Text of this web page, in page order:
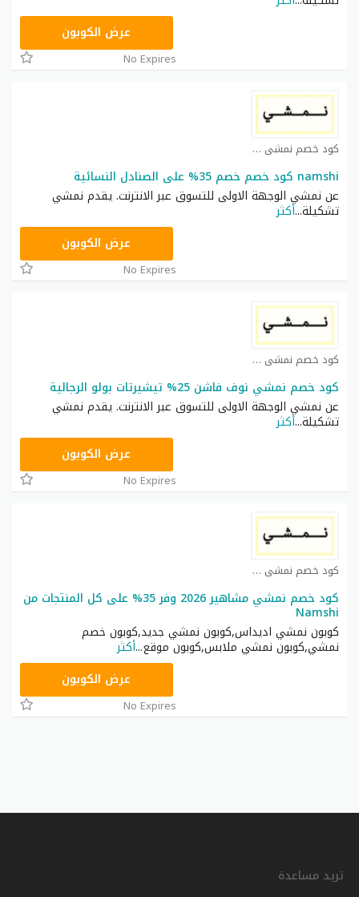
TRSS148عرض الكوبون
No Expires
كود خصم نمشي كوبون
namshi كود خصم خصم 35% على الصنادل النسائية
عن نمشي الوجهة الاولى للتسوق عبر الانترنت. يقدم نمشي
تشكيلة...أكثر
TRSS148عرض الكوبون
No Expires
كود خصم نمشي كوبون
كود خصم نمشي نوف فاشن 25% تيشيرتات بولو الرجالية
عن نمشي الوجهة الاولى للتسوق عبر الانترنت. يقدم نمشي
تشكيلة...أكثر
TRSS148عرض الكوبون
No Expires
كود خصم نمشي كوبون
كود خصم نمشي مشاهير 2026 وفر 35% على كل المنتجات من
Namshi
كوبون نمشي اديداس,كوبون نمشي جديد,كوبون خصم
نمشي,كوبون نمشي ملابس,كوبون موقع...أكثر
AC182عرض الكوبون
No Expires
تريد مساعدة